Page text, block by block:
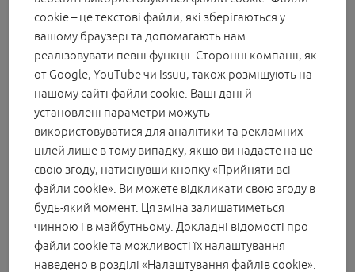
2. MASK&P
Аркада - Пласт: комплектуючі для вікон та дверей
(furniturka.com.ua)
м. Київ, вул. Козацька, 122
тел.: 050-331-60-05, 050-312-09-76, 050-489-01-85
furniturag@arkadaplast.com.ua
3. ДП "Артек" Украина 03134,
Оконные системы ARtec
м. Київ, вул. Сімї Сосніних, буд. 11
Тел +380(44)537-27-93
cookie – це текстові файли, які зберігаються у
вашому браузері та допомагають нам
реалізовувати певні функції. Сторонні компанії, як-
от Google, YouTube чи Issuu, також розміщують на
нашому сайті файли cookie. Ваші дані й
установлені параметри можуть
використовуватися для аналітики та рекламних
цілей лише в тому випадку, якщо ви надасте на це
свою згоду, натиснувши кнопку «Прийняти всі
файли cookie». Ви можете відкликати свою згоду в
будь-який момент. Ця зміна залишатиметься
чинною і в майбутньому. Докладні відомості про
файли cookie та можливості їх налаштування
наведено в розділі «Налаштування файлів cookie».